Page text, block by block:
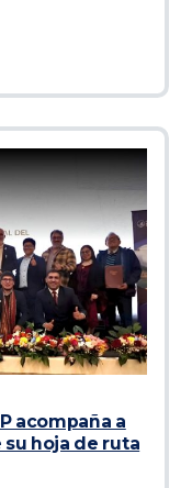
acompaña a
hoja de ruta